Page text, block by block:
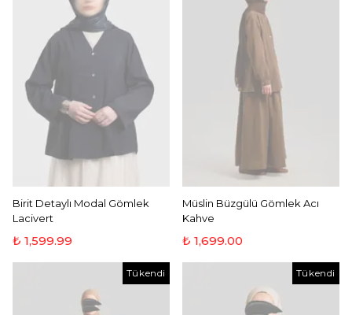
Birit Detaylı Modal Gömlek
Lacivert
₺ 1,599.99
Müslin Büzgülü Gömlek Acı
Kahve
₺ 1,699.00
Tükendi Tükendi